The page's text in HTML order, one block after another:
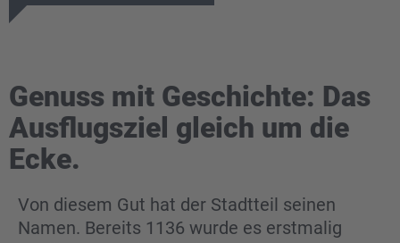
Genuss mit Geschichte: Das
Ausflugsziel gleich um die
Ecke.
Von diesem Gut hat der Stadtteil seinen
Namen. Bereits 1136 wurde es erstmalig